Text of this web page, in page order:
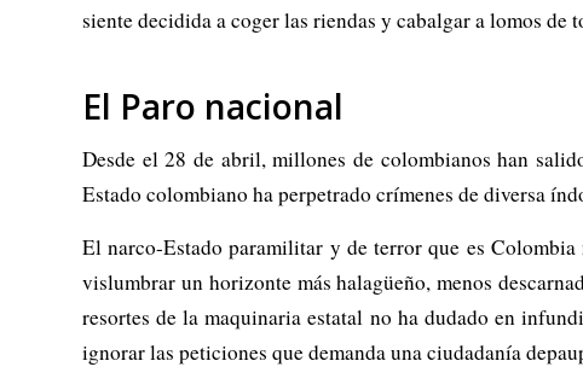
siente decidida a coger las riendas y cabalgar a lomos de
El Paro nacional
Desde el 28 de abril, millones de colombianos han
Estado colombiano ha perpetrado crímenes de diversa
El narco-Estado paramilitar y de terror que es
vislumbrar un horizonte más halagüeño, menos
resortes de la maquinaria estatal no ha dudado en
ignorar las peticiones que demanda una ciudadanía